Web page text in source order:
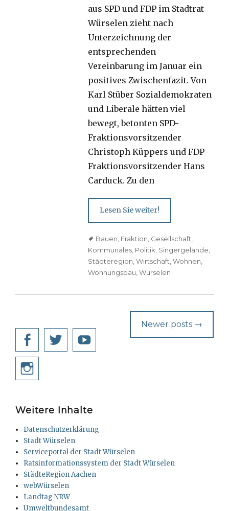
aus SPD und FDP im Stadtrat
Würselen zieht nach
Unterzeichnung der
entsprechenden
Vereinbarung im Januar ein
positives Zwischenfazit. Von
Karl Stüber Sozialdemokraten
und Liberale hätten viel
bewegt, betonten SPD-
Fraktionsvorsitzender
Christoph Küppers und FDP-
Fraktionsvorsitzender Hans
Carduck. Zu den
Lesen Sie weiter!
TagsBauen Fraktion Gesellschaft
Kommunales Politik Singergelände
Städteregion ,Wirtschaft ,Wohnen
Wohnungsbau ,Würselen
navigation
Newer posts →
Facebook
TwitterYouTube
Weitere Inhalte
Datenschutzerklärung
Stadt Würselen
Serviceportal der Stadt Würselen
Ratsinformationssystem der Stadt Würselen
StädteRegion Aachen
webWürselen
Landtag NRW
Umweltbundesamt